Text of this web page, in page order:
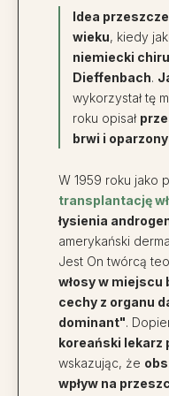
Idea
wieku, kiedy
niemiecki
Dieffenbach.
wykorzystał tę
roku opisał
brwi i
W 1959 roku jako
transplantację
łysienia
amerykański
Jest On twórcą
włosy w
cechy z organu
dominant".
koreański lekarz
wskazując, że
wpływ na